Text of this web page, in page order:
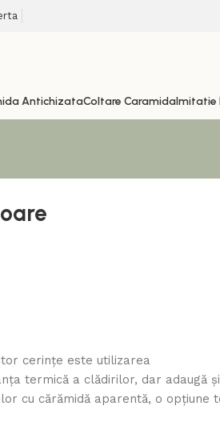
AntichizataColtare CaramidaImitatie
cerințe este utilizarea
termică a clădirilor, dar adaugă
cu cărămidă aparentă, o opțiune